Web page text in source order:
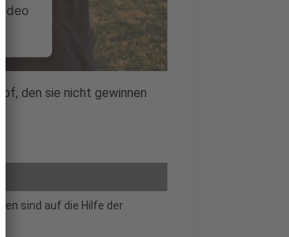
den sie nicht gewinnen
sind auf die Hilfe der